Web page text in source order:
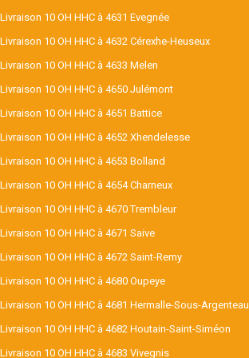
Livraison 10 OH HHC à 4631 Evegnée
Livraison 10 OH HHC à 4632 Cérexhe-Heuseux
Livraison 10 OH HHC à 4633 Melen
Livraison 10 OH HHC à 4650 Julémont
Livraison 10 OH HHC à 4651 Battice
Livraison 10 OH HHC à 4652 Xhendelesse
Livraison 10 OH HHC à 4653 Bolland
Livraison 10 OH HHC à 4654 Charneux
Livraison 10 OH HHC à 4670 Trembleur
Livraison 10 OH HHC à 4671 Saive
Livraison 10 OH HHC à 4672 Saint-Remy
Livraison 10 OH HHC à 4680 Oupeye
Livraison 10 OH HHC à 4681 Hermalle-Sous-Argenteau
Livraison 10 OH HHC à 4682 Houtain-Saint-Siméon
Livraison 10 OH HHC à 4683 Vivegnis